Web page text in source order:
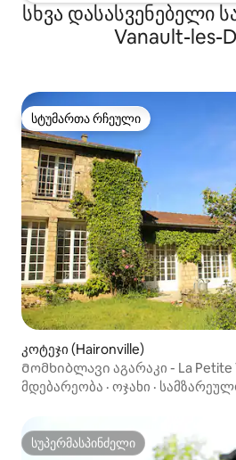
სხვა დასასვენებელი
Vanault-les-
სტუმართა რჩეული
სტუმართა რჩეული
კოტეჯი (Haironville)
Მომხიბლავი აგარაკი - La Petite
მდებარეობა · ოჯახი ·
სუპერმასპინძელი
სუპერმასპინძელი